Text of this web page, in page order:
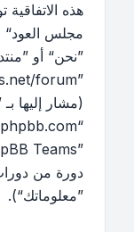
هذه
مجلس العود“
”نحن“ أو
دورة من
”معلوماتك“).